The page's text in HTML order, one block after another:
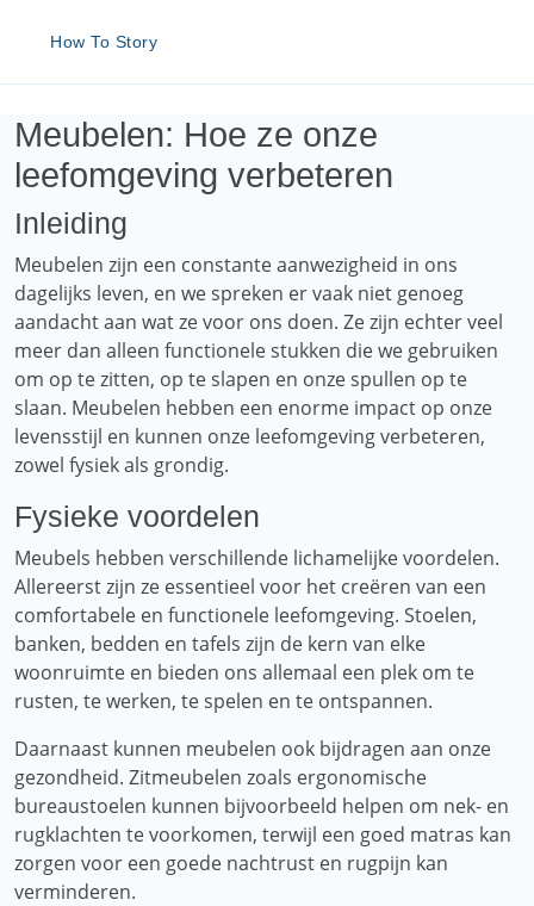
How To Story
Meubelen: Hoe ze onze
leefomgeving verbeteren
Inleiding
Meubelen zijn een constante aanwezigheid in ons
dagelijks leven, en we spreken er vaak niet genoeg
aandacht aan wat ze voor ons doen. Ze zijn echter veel
meer dan alleen functionele stukken die we gebruiken
om op te zitten, op te slapen en onze spullen op te
slaan. Meubelen hebben een enorme impact op onze
levensstijl en kunnen onze leefomgeving verbeteren,
zowel fysiek als grondig.
Fysieke voordelen
Meubels hebben verschillende lichamelijke voordelen.
Allereerst zijn ze essentieel voor het creëren van een
comfortabele en functionele leefomgeving. Stoelen,
banken, bedden en tafels zijn de kern van elke
woonruimte en bieden ons allemaal een plek om te
rusten, te werken, te spelen en te ontspannen.
Daarnaast kunnen meubelen ook bijdragen aan onze
gezondheid. Zitmeubelen zoals ergonomische
bureaustoelen kunnen bijvoorbeeld helpen om nek- en
rugklachten te voorkomen, terwijl een goed matras kan
zorgen voor een goede nachtrust en rugpijn kan
verminderen.